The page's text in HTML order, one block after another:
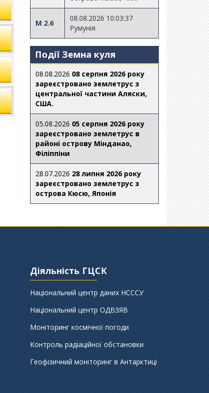
M 2.6
08.08.2026 10:03:37
Румунія
Події Земна куля
08.08.2026 08 серпня 2026 року
зареєстровано землетрус з
центральної частини Аляски,
США.
05.08.2026 05 серпня 2026 року
зареєстровано землетрус в
районі острову Мінданао,
Філіппіни
28.07.2026 28 липня 2026 року
зареєстровано землетрус з
острова Кюсю, Японія
Діяльність ГЦСК
Національний центр даних НСССУ
Національний центр ОДВЗЯВ
Моніторинг космічної погоди
Контроль радіаційної обстановки
Геофізичний моніторинг в Антарктиці